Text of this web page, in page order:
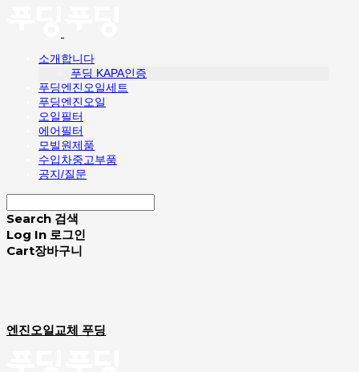
소개합니다
푸딩 KAPA인증
푸딩엔진오일세트
푸딩엔진오일
오일필터
에어필터
모빌원제품
수입차중고부품
공지/질문
Search 검색
Log In 로그인
Cart장바구니
엔진오일교체 푸딩